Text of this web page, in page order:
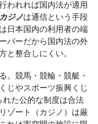
われれば国内法が適用
ジノは通信という手段
日本国内の利用者の端
バーだから国内法の外
と整合しにくい。
。競馬・競輪・競艇・
くじやスポーツ振興くじ
れた公的な制度は合法
ゾート（カジノ）は厳